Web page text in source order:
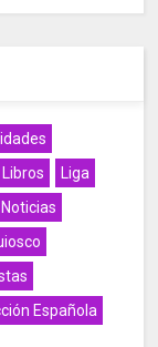
Libros
Liga
Noticias
Española